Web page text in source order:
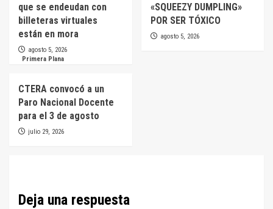
que se endeudan con
billeteras virtuales
están en mora
agosto 5, 2026
«SQUEEZY DUMPLING»
POR SER TÓXICO
agosto 5, 2026
Primera Plana
CTERA convocó a un
Paro Nacional Docente
para el 3 de agosto
julio 29, 2026
Deja una respuesta